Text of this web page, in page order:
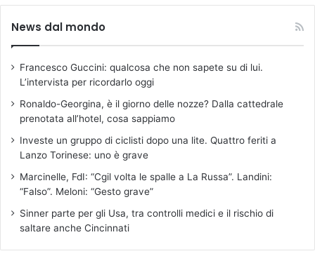
News dal mondo
Francesco Guccini: qualcosa che non sapete su di lui.
L’intervista per ricordarlo oggi
Ronaldo-Georgina, è il giorno delle nozze? Dalla cattedrale
prenotata all’hotel, cosa sappiamo
Investe un gruppo di ciclisti dopo una lite. Quattro feriti a
Lanzo Torinese: uno è grave
Marcinelle, FdI: “Cgil volta le spalle a La Russa”. Landini:
“Falso”. Meloni: “Gesto grave”
Sinner parte per gli Usa, tra controlli medici e il rischio di
saltare anche Cincinnati